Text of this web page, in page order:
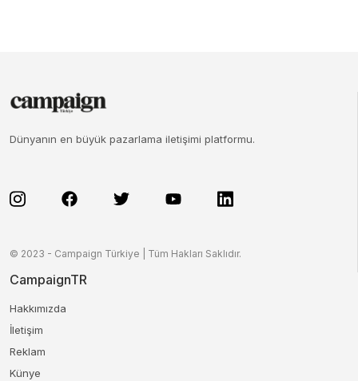
Dünyanın en büyük pazarlama iletişimi platformu.
© 2023 - Campaign Türkiye | Tüm Hakları Saklıdır.
CampaignTR
Hakkımızda
İletişim
Reklam
Künye